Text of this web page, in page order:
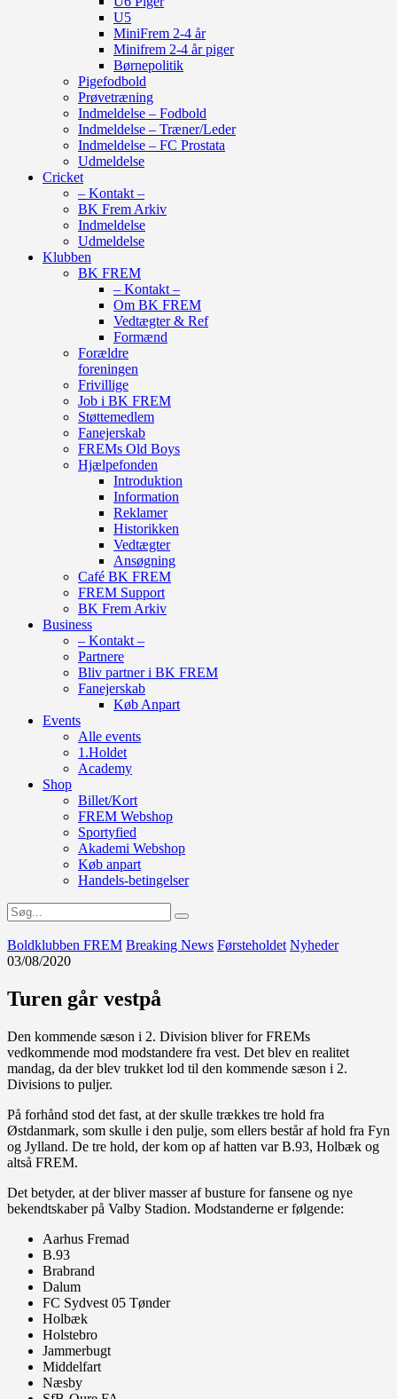
U5
MiniFrem 2-4 år
Minifrem 2-4 år piger
Børnepolitik
Pigefodbold
Prøvetræning
Indmeldelse – Fodbold
Indmeldelse – Træner/Leder
Indmeldelse – FC Prostata
Udmeldelse
Cricket
– Kontakt –
BK Frem Arkiv
Indmeldelse
Udmeldelse
Klubben
BK FREM
– Kontakt –
Om BK FREM
Vedtægter & Ref
Formænd
Forældre
foreningen
Frivillige
Job i BK FREM
Støttemedlem
Fanejerskab
FREMs Old Boys
Hjælpefonden
Introduktion
Information
Reklamer
Historikken
Vedtægter
Ansøgning
Café BK FREM
FREM Support
BK Frem Arkiv
Business
– Kontakt –
Partnere
Bliv partner i BK FREM
Fanejerskab
Køb Anpart
Events
Alle events
1.Holdet
Academy
Shop
Billet/Kort
FREM Webshop
Sportyfied
Akademi Webshop
Køb anpart
Handels-betingelser
Boldklubben FREM Breaking News Førsteholdet Nyheder
03/08/2020
Turen går vestpå
Den kommende sæson i 2. Division bliver for FREMs
vedkommende mod modstandere fra vest. Det blev en realitet
mandag, da der blev trukket lod til den kommende sæson i 2.
Divisions to puljer.
På forhånd stod det fast, at der skulle trækkes tre hold fra
Østdanmark, som skulle i den pulje, som ellers består af hold fra Fyn
og Jylland. De tre hold, der kom op af hatten var B.93, Holbæk og
altså FREM.
Det betyder, at der bliver masser af busture for fansene og nye
bekendtskaber på Valby Stadion. Modstanderne er følgende:
Aarhus Fremad
B.93
Brabrand
Dalum
FC Sydvest 05 Tønder
Holbæk
Holstebro
Jammerbugt
Middelfart
Næsby